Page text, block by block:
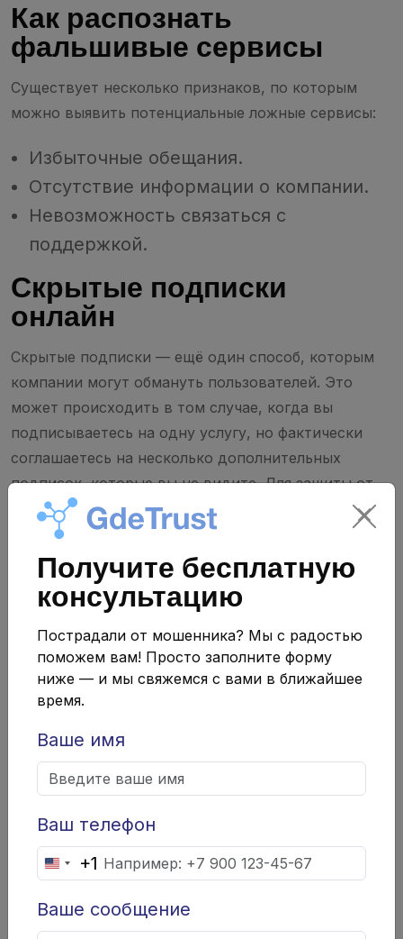
Как распознать
фальшивые сервисы
Существует несколько признаков, по которым
можно выявить потенциальные ложные сервисы:
Избыточные обещания.
Отсутствие информации о компании.
Невозможность связаться с
поддержкой.
Скрытые подписки
онлайн
Скрытые подписки — ещё один способ, которым
компании могут обмануть пользователей. Это
может происходить в том случае, когда вы
подписываетесь на одну услугу, но фактически
соглашаетесь на несколько дополнительных
подписок, которые вы не видите. Для защиты от
таких ситуаций необходимо внимательно читать
условия соглашения и проверять, какие именно
услуги вы подписываетесь.
Как правило, скрытые подписки существуют
только ради извлечения прибыли. Некоторые
компании используют это как стратегию для
удержания клиентов. Эти подписки могут не
только значительно удорожить общие расходы, но
другим.
Получите бесплатную
консультацию
Пострадали от мошенника? Мы с радостью
поможем вам! Просто заполните форму
ниже — и мы свяжемся с вами в ближайшее
время.
Ваше имя
Ваш телефон
United
States
+1
+1
Ваше сообщение